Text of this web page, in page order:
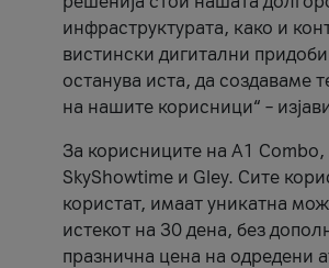
инфраструктурата, како и
вистински дигитални
останува иста, да создаваме
на нашите корисници“ –
За корисниците на A1
SkyShowtime и Gley. Сите
користат, имаат уникатна
истекот на 30 дена, без
празнична цена на одредени